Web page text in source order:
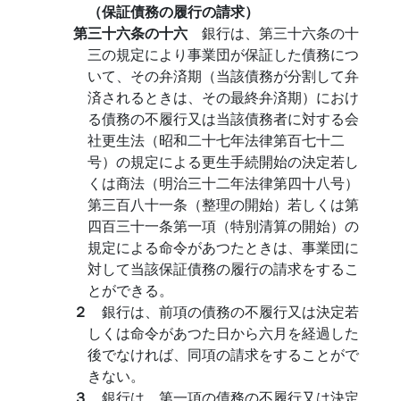
（保証債務の履行の請求）
第三十六条の十六 銀行は、第三十六条の十
三の規定により事業団が保証した債務につ
いて、その弁済期（当該債務が分割して弁
済されるときは、その最終弁済期）におけ
る債務の不履行又は当該債務者に対する会
社更生法（昭和二十七年法律第百七十二
号）の規定による更生手続開始の決定若し
くは商法（明治三十二年法律第四十八号）
第三百八十一条（整理の開始）若しくは第
四百三十一条第一項（特別清算の開始）の
規定による命令があつたときは、事業団に
対して当該保証債務の履行の請求をするこ
とができる。
２ 銀行は、前項の債務の不履行又は決定若
しくは命令があつた日から六月を経過した
後でなければ、同項の請求をすることがで
きない。